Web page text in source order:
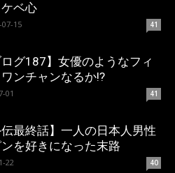
ベ心
07-15 41
ログ187】女優のようなフィ
ンチャンなるか!?
01 41
伝最終話】一人の日本人男性
を好きになった末路
22 40